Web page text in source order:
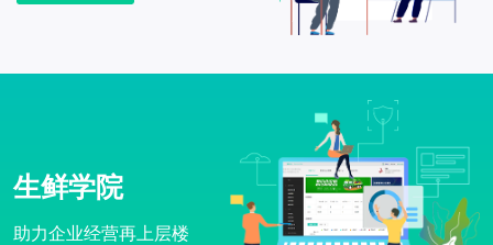
生鲜学院
助力企业经营再上层楼